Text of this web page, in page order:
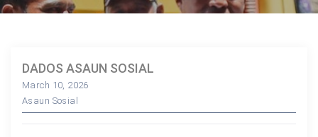
DADOS ASAUN SOSIAL
March 10, 2026
Asaun Sosial